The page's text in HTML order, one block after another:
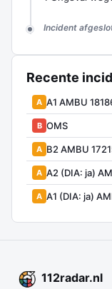
Incident
Recente
A A1 AMBU
B OMS
A B2 AMBU
A A2 (DIA: ja)
A A1 (DIA: ja)
112radar.nl